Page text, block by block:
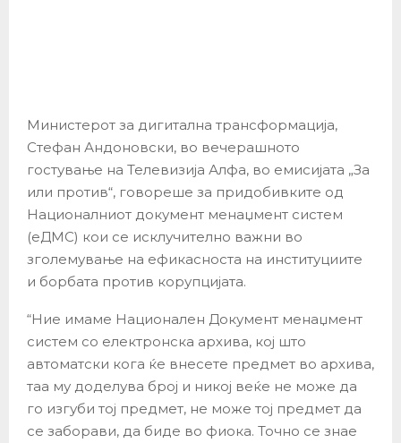
Министерот за дигитална трансформација,
Стефан Андоновски, во вечерашното
гостување на Телевизија Алфа, во емисијата „За
или против“, говореше за придобивките од
Националниот документ менаџмент систем
(еДМС) кои се исклучително важни во
зголемување на ефикасноста на институциите
и борбата против корупцијата.
“Ние имаме Национален Документ менаџмент
систем со електронска архива, кој што
автоматски кога ќе внесете предмет во архива,
таа му доделува број и никој веќе не може да
го изгуби тој предмет, не може тој предмет да
се заборави, да биде во фиока. Точно се знае